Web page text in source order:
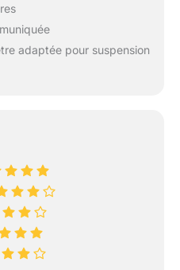
adaptée pour suspension